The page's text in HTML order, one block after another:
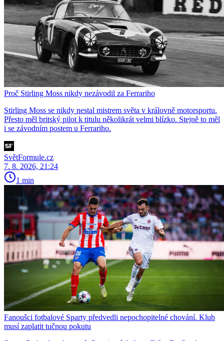
Proč Stirling Moss nikdy nezávodil za Ferrariho
Stirling Moss se nikdy nestal mistrem světa v královně motorsportu.
Přesto měl britský pilot k titulu několikrát velmi blízko. Stejně to měl
i se závodním postem u Ferrariho.
SvětFormule.cz
7. 8. 2026, 21:24
1 min
Fanoušci fotbalové Sparty předvedli nepochopitelné chování. Klub
musí zaplatit tučnou pokutu